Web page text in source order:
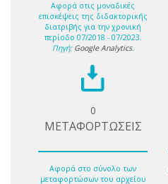
Αφορά στις μοναδικές
επισκέψεις της διδακτορικής
διατριβής για την χρονική
περίοδο 07/2018 - 07/2023.
Πηγή: Google Analytics.
0
ΜΕΤΑΦΟΡΤΩΣΕΙΣ
Αφορά στο σύνολο των
μεταφορτώσων του αρχείου